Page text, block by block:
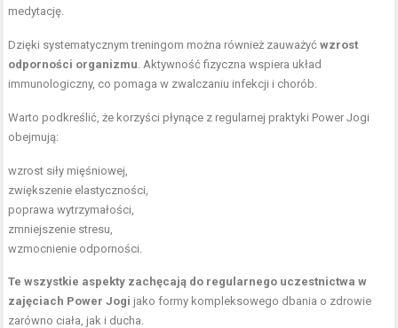
medytację.
Dzięki systematycznym treningom można również zauważyćwzrost
odporności organizmu . Aktywność fizyczna wspiera układ
immunologiczny, co pomaga w zwalczaniu infekcji i chorób.
Warto podkreślić, że korzyści płynące z regularnej praktyki Power Jogi
obejmują:
wzrost siły mięśniowej
zwiększenie elastyczności,
poprawa wytrzymałości
zmniejszenie stresu,
wzmocnienie odporności.
Te wszystkie aspekty zachęcają do regularnego uczestnictwa w
zajęciach Power Jogi jako formy kompleksowego dbania o zdrowie
zarówno ciała, jak i ducha.